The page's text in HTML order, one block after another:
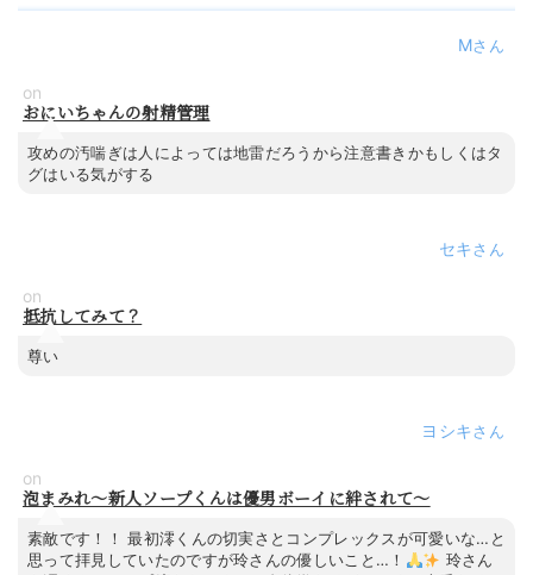
M
on
おにいちゃんの射精管理
攻めの汚喘ぎは人によっては地雷だろうから注意書きかもしくはタ
グはいる気がする
セキ
on
抵抗してみて？
尊い
ヨシキ
on
泡まみれ～新人ソープくんは優男ボーイに絆されて～
素敵です！！ 最初澪くんの切実さとコンプレックスが可愛いな…と
思って拝見していたのですが玲さんの優しいこと…！
玲さん